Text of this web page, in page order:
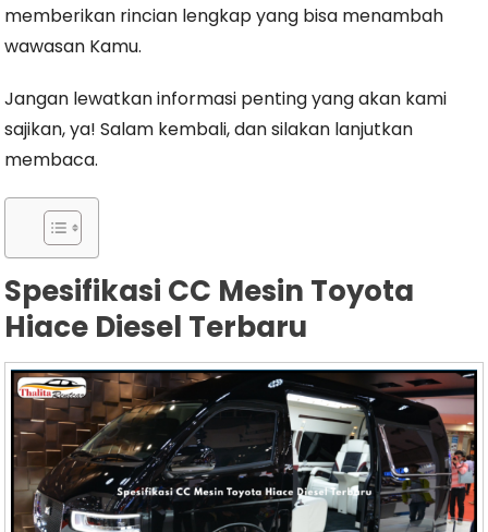
memberikan rincian lengkap yang bisa menambah
wawasan Kamu.
Jangan lewatkan informasi penting yang akan kami
sajikan, ya! Salam kembali, dan silakan lanjutkan
membaca.
Spesifikasi CC Mesin Toyota
Hiace Diesel Terbaru